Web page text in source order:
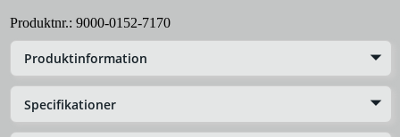
Produktnr.: 9000-0152-7170
Produktinformation
Specifikationer